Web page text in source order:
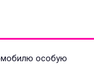
особую